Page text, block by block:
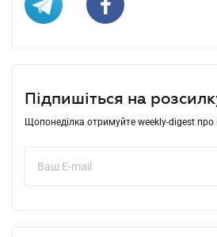
Підпишіться на
Щопонеділка отримуйте weekly-digest про